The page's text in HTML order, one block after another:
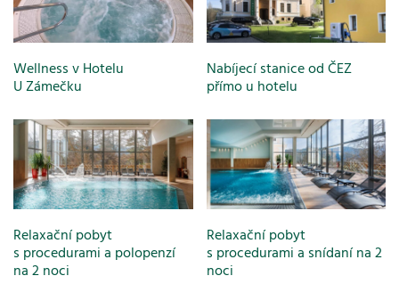
Wellness v Hotelu
U Zámečku
Nabíjecí stanice od ČEZ
přímo u hotelu
Relaxační pobyt
s procedurami a polopenzí
na 2 noci
Relaxační pobyt
s procedurami a snídaní na 2
noci